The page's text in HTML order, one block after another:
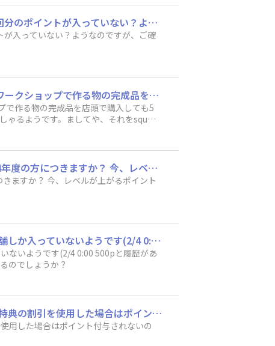
本日、先月分ワークショップPOINTを確認しました。 4/8(ｸｯｷﾝｸﾞ)か4/19、どちらかの１回分のポイントが入っていない？ようなのですが、ご確認よろしくお願い致します🙏
入っていない？ようなのですが、ご確
1,000円以上のワークショップに参加したらDIYポイントが500ポイント付与されますが、ワークショップで作る物の完成品を店頭で購入しても500ポイント付与されるとのことで、この時期になると、ランクアップを目指して購入される方がいらっしゃるようです。ましてや、それをsquareに作品として投稿している方もいらっしゃるみたいです。squareは購入したものを共有しても良いことになっていますし、CAINZさん的にも売り上げに貢献しているから問題ないのかもしれませんが、ポイント稼ぎの様な気がしてなりません。そこまでしてランク5になりたいのかなぁって思ってしまいます。ワークショップ参加ポイントと完成品購入ポイントを違うものにするとかにすれば変わってくるのではないでしょうか。運営者さんはいかがお考えでしょうか。
で作る物の完成品を店頭で購入しても5
ゃるようです。ましてや、それをsquar
なっていますし、CAINZさん的にも売
でしてランク5になりたいのかなぁっ
変わってくるのではないでしょうか。
9月のワークショップに参加した場合 ポイントは10月からのポイントにつきますか？ 2024年度の方につきますか？ 今、レベルが上がるポイントがギリギリなので 教えてほしいです
ますか？ 今、レベルが上がるポイント
2月2日に午前と午後で別々のお店のワークショップに参加したのですがポイントがひと店舗しか入っていないようです(2/4 0:00 500pと履歴があります)。 2/7現在、残りのお店の分ポイントはまだ確認出来ていないのですが、これからポイントが入るのでしょうか？
ないようです(2/4 0:00 500pと履歴があ
のでしょうか？
11月におうち型多肉プランターに参加のポイントが付与されてないようにですが ランク特典の割引を使用した場合はポイント付与されないのでしょうか 宜しくお願いいたします
用した場合はポイント付与されないの